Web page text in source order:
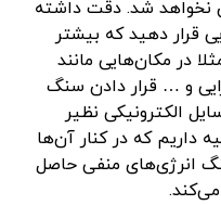
نخواهد شد. دقت داشته
قرار دهید که بیشتر
در مکان‌هایی مانند
و … قرار دادن سنگ
الکترونیکی نظیر
داریم که در کنار آن‌ها
انرژی‌های منفی حاصل